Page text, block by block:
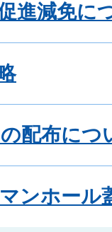
進減免に
配布につ
ンホール